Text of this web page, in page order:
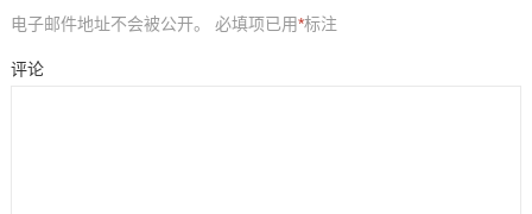
电子邮件地址不会被公开。 必填项已用*标注
评论